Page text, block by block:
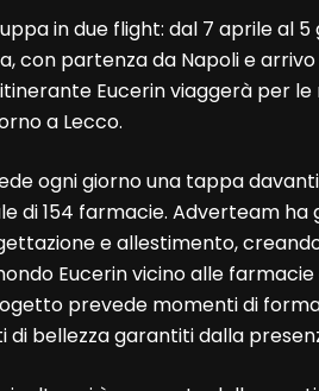
in due flight: dal 7 aprile al
con partenza da Napoli e
Eucerin viaggerà per
a Lecco.
ogni giorno una tappa
di 154 farmacie. Adverteam
e allestimento,
Eucerin vicino alle
prevede momenti di
bellezza garantiti dalla